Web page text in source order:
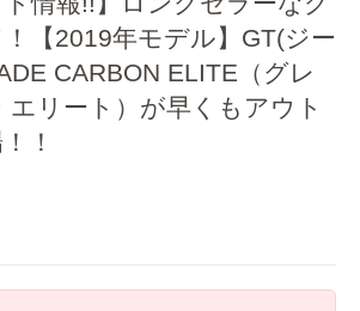
【2019年モデル】GT(ジー
CARBON ELITE（グレ
エリート）が早くもアウト
！